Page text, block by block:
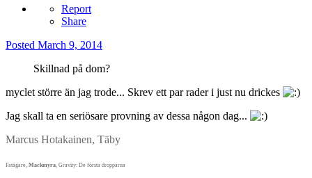
Report
Share
Posted March 9, 2014
Skillnad på dom?
myclet större än jag trode... Skrev ett par rader i just nu drickes
Jag skall ta en seriösare provning av dessa någon dag...
Marcus Hotakainen, Täby
Fatägare, Mackmyra, Gravity: De första dropparna